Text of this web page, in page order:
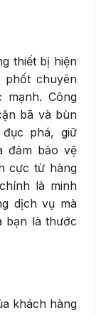
thiết bị hiện
phốt chuyên
Công
bã và bùn
phá, giữ
đảm bảo vệ
cực từ hàng
là minh
dịch vụ mà
bạn là thước
khách hàng